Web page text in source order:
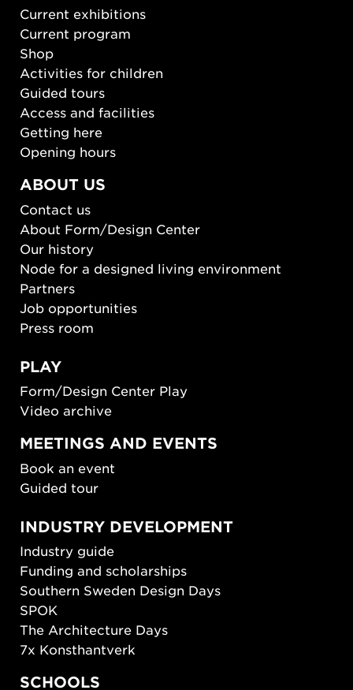
Current exhibitions
Current program
Shop
Activities for children
Guided tours
Access and facilities
Getting here
Opening hours
ABOUT US
Contact us
About Form/Design Center
Our history
Node for a designed living environment
Partners
Job opportunities
Press room
PLAY
Form/Design Center Play
Video archive
MEETINGS AND EVENTS
Book an event
Guided tour
INDUSTRY DEVELOPMENT
Industry guide
Funding and scholarships
Southern Sweden Design Days
SPOK
The Architecture Days
7x Konsthantverk
SCHOOLS